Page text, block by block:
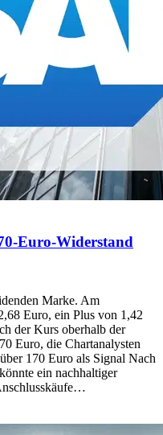
Euro-Widerstand
Marke. Am
Euro, ein Plus von 1,42
der Kurs oberhalb der
Euro, die Chartanalysten
170 Euro als Signal Nach
ein nachhaltiger